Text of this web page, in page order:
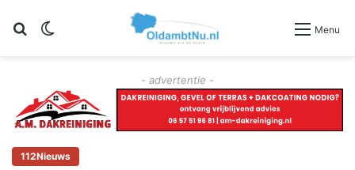
Zoeken Menu
- advertentie -
112Nieuws